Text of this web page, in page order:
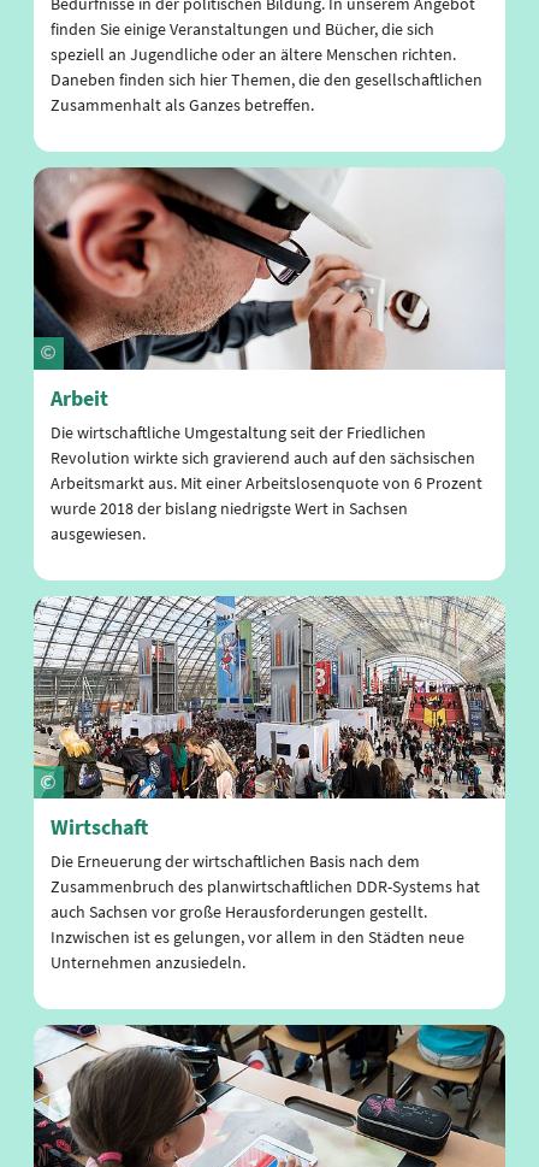
finden Sie einige Veranstaltungen und Bücher, die sich
speziell an Jugendliche oder an ältere Menschen richten.
Daneben finden sich hier Themen, die den gesellschaftlichen
Zusammenhalt als Ganzes betreffen.
Arbeit
Die wirtschaftliche Umgestaltung seit der Friedlichen
Revolution wirkte sich gravierend auch auf den sächsischen
Arbeitsmarkt aus. Mit einer Arbeitslosenquote von 6 Prozent
wurde 2018 der bislang niedrigste Wert in Sachsen
ausgewiesen.
Wirtschaft
Die Erneuerung der wirtschaftlichen Basis nach dem
Zusammenbruch des planwirtschaftlichen DDR-Systems hat
auch Sachsen vor große Herausforderungen gestellt.
Inzwischen ist es gelungen, vor allem in den Städten neue
Unternehmen anzusiedeln.